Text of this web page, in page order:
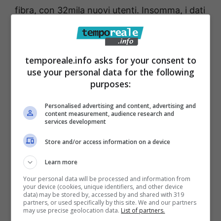
fibra, con 32mila nuovi utenti. Insomma, i dati
parlano da soli. E proprio per celebrare questi
risultati straordinari (oltre al settimo
compleanno in Italia)l’azienda ha deciso di
promuovere offerte davvero folli , per
incentivare chi è ancora indeciso.
temporeale.info asks for your consent to
use your personal data for the following
purposes:
Personalised advertising and content, advertising and
content measurement, audience research and
services development
Store and/or access information on a device
Learn more
Your personal data will be processed and information from
your device (cookies, unique identifiers, and other device
data) may be stored by, accessed by and shared with 319
partners, or used specifically by this site. We and our partners
may use precise geolocation data. List of partners.